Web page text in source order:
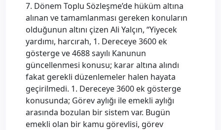
7. Dönem Toplu Sözleşme’de hüküm altına
alınan ve tamamlanması gereken konuların
olduğunun altını çizen Ali Yalçın, “Yiyecek
yardımı, harcırah, 1. Dereceye 3600 ek
gösterge ve 4688 sayılı Kanunun
güncellenmesi konusu; karar altına alındı
fakat gerekli düzenlemeler halen hayata
geçirilmedi. 1. Dereceye 3600 ek gösterge
konusunda; Görev aylığı ile emekli aylığı
arasında bozulan bir sistem var. Bugün
emekli olan bir kamu görevlisi, görev